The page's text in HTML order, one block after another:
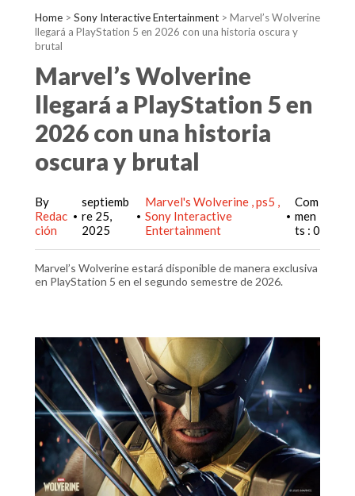
Home > Sony Interactive Entertainment > Marvel’s Wolverine
llegará a PlayStation 5 en 2026 con una historia oscura y
brutal
Marvel’s Wolverine
llegará a PlayStation 5 en
2026 con una historia
oscura y brutal
By
Redac
ción
•
septiemb
re 25,
2025
•
Marvel's Wolverine ps5
Sony Interactive
Entertainment
•
Com
men
ts : 0
Marvel’s Wolverine estará disponible de manera exclusiva
en PlayStation 5 en el segundo semestre de 2026.